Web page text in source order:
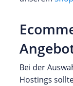
Bei der
Hostings